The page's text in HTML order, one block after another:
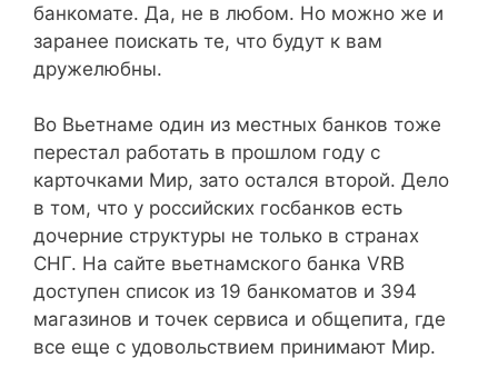
банкомате. Да, не в любом. Но можно же и
заранее поискать те, что будут к вам
дружелюбны.
Во Вьетнаме один из местных банков тоже
перестал работать в прошлом году с
карточками Мир, зато остался второй. Дело
в том, что у российских госбанков есть
дочерние структуры не только в странах
СНГ. На сайте вьетнамского банка VRB
доступен список из 19 банкоматов и 394
магазинов и точек сервиса и общепита, где
все еще с удовольствием принимают Мир.